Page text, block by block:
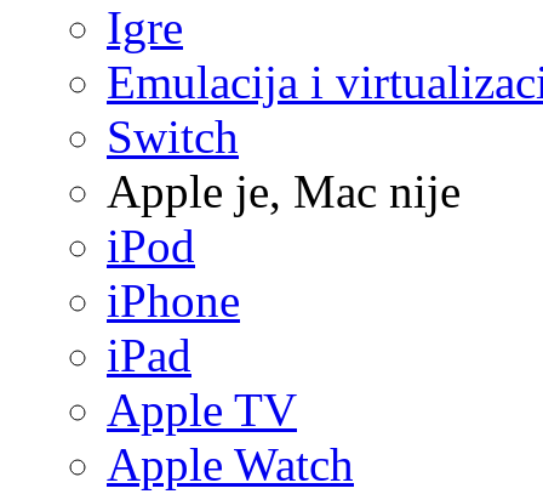
Igre
Emulacija i
Switch
Apple je, Mac nije
iPod
iPhone
iPad
Apple TV
Apple Watch